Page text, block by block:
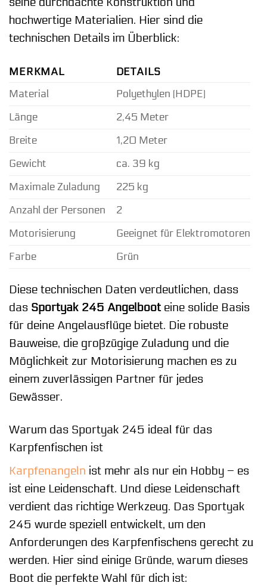
seine durchdachte Konstruktion und
hochwertige Materialien. Hier sind die
technischen Details im Überblick:
MERKMAL
DETAILS
Material
Polyethylen (HDPE)
Länge
2,45 Meter
Breite
1,20 Meter
Gewicht
ca. 39 kg
Maximale Zuladung
225 kg
Anzahl der Personen
2
Motorisierung
Geeignet für Elektromotoren
Farbe
Grün
Diese technischen Daten verdeutlichen, dass
das Sportyak 245 Angelbooteine solide Basis
für deine Angelausflüge bietet. Die robuste
Bauweise, die großzügige Zuladung und die
Möglichkeit zur Motorisierung machen es zu
einem zuverlässigen Partner für jedes
Gewässer.
Warum das Sportyak 245 ideal für das
Karpfenfischen ist
Karpfenangeln ist mehr als nur ein Hobby – es
ist eine Leidenschaft. Und diese Leidenschaft
verdient das richtige Werkzeug. Das Sportyak
245 wurde speziell entwickelt, um den
Anforderungen des Karpfenfischens gerecht zu
werden. Hier sind einige Gründe, warum dieses
Boot die perfekte Wahl für dich ist: